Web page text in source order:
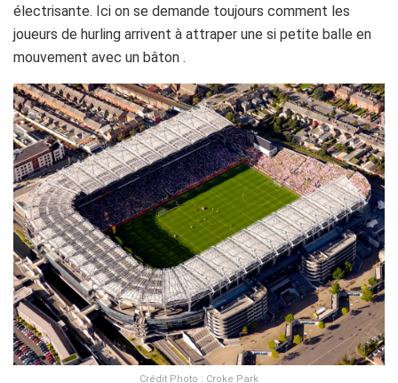
électrisante. Ici on se demande toujours comment les
joueurs de hurling arrivent à attraper une si petite balle en
mouvement avec un bâton .
Crédit Photo : Croke Park